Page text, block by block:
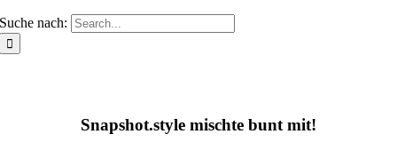
Suche nach:
Snapshot.style mischte bunt mit!